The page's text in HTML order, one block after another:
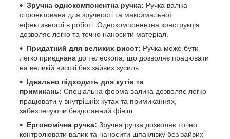
Зручна однокомпонентна ручка: Ручка валіка
спроектована для зручності та максимальної
ефективності в роботі. Однокомпонентна конструкція
дозволяє легко та точно наносити матеріал.
Придатний для великих висот: Ручка може бути
легко приєднана до телескопа, що дозволяє працювати
на великій висоті без зайвих зусиль.
Ідеально підходить для кутів та
примикань: Спеціальна форма валика дозволяє легко
працювати у внутрішніх кутах та примиканнях,
забезпечуючи бездоганний фініш.
Ергономічна ручка: Зручна ручка дозволяє точно
контролювати валик та наносити шпаклівку без зайвих